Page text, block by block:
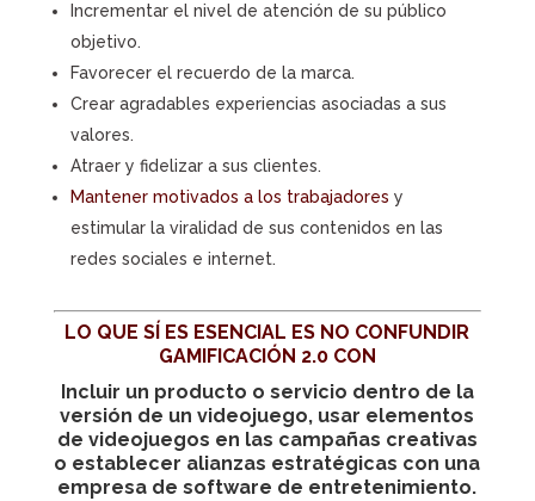
Incrementar el nivel de atención de su público
objetivo.
Favorecer el recuerdo de la marca.
Crear agradables experiencias asociadas a sus
valores.
Atraer y fidelizar a sus clientes.
Mantener motivados a los trabajadores y
estimular la viralidad de sus contenidos en las
redes sociales e internet.
LO QUE SÍ ES ESENCIAL ES NO CONFUNDIR
GAMIFICACIÓN 2.0CON
Incluir un producto o servicio dentro de la
versión de unvideojuego, usar elementos
de videojuegos en las campañas creativas
o establecer alianzas estratégicas con una
empresa de software de entretenimiento.